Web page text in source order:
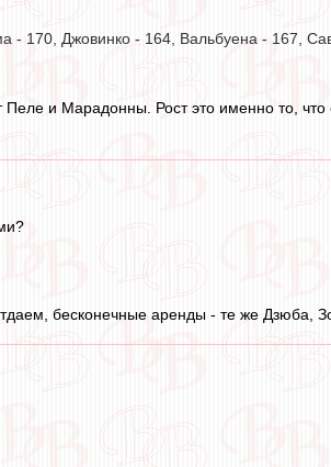
- 170, Джовинко - 164, Вальбуена - 167,
и Марадонны. Рост это именно то,
бесконечные аренды - те же Дзюба,